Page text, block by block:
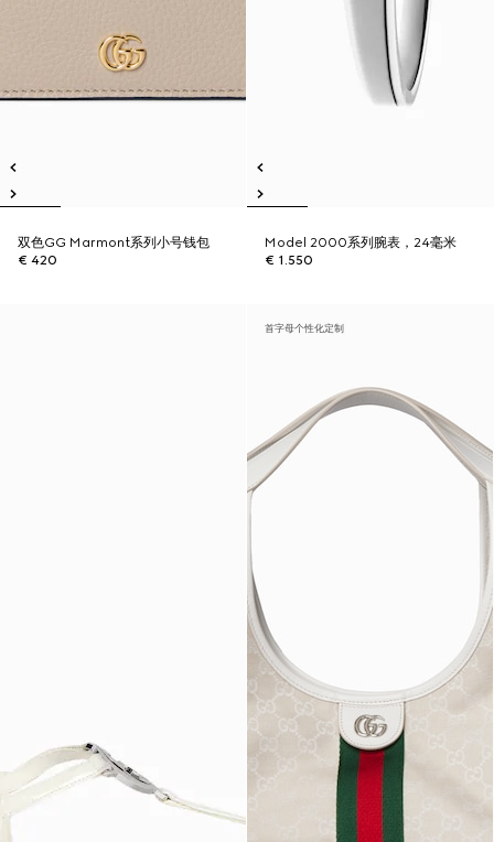
双色GG Marmont系列小号钱包
€ 420
Model 2000系列腕表，24毫米
€ 1.550
首字母个性化定制